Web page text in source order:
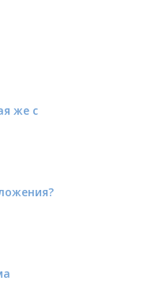
же с